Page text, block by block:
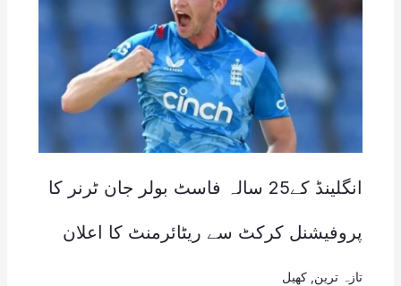
انگلینڈ کے25 سالہ فاسٹ بولر جان ٹرنر کا
پروفیشنل کرکٹ سے ریٹائرمنٹ کا اعلان
تازہ ترین کھیل